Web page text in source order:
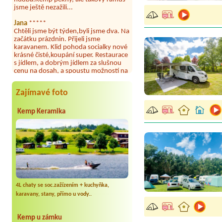
Jana*****
Chtěli jsme být týden,byli jsme dva. Na
začátku prázdnin. Přijeli jsme
karavanem. Klid pohoda socialky nové
krásné čisté,koupání super. Restaurace
s jídlem, a dobrým jídlem za slušnou
cenu na dosah, a spoustu možností na
výlety. Veškerý personál se choval
slušně mile. Nám se v kempu líbilo.
Aneta Janíčková*****
Byli jsme zde s dětmi na 5 nocí,
Výborná káva, mošt i víno a další.Milí
hostitelé, vždy usměvaví a ochotní,
umístění kempu blízko všem zážitkům
ať turistickým,tak vodním. V
docházkové blízkosti kempu vodní
nádrž, restaurace a bazénem,
autobusová zastávka, obchod a další.
Děkujeme, bylo to úžasné.
Kateřina+ Květoslav+ Jana+ Zdeněk
*****
kemp. Čisté, nově vybavené chatky,
Zajímavé foto
Kemp Keramika
4L chaty se soc.zažízením + kuchyňka,
karavany, stany, přímo u vody..
Kemp u zámku